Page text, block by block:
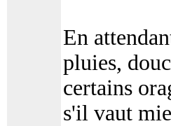
En
pluies,
certains
s'il vaut